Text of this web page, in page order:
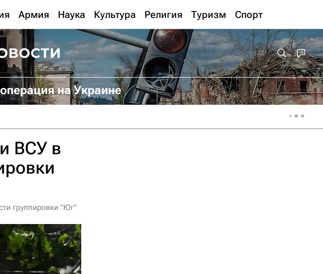
Армия Наука Культура Религия Туризм Спорт
на Украине
ВСУ в
группировки "Юг"